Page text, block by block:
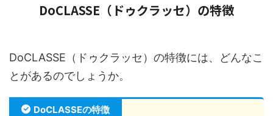
DoCLASSE（ドゥクラッセ）の特徴
DoCLASSE（ドゥクラッセ）の特徴には、どんなこ
とがあるのでしょうか。
DoCLASSEの特徴